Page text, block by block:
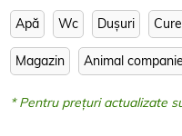
Apă Wc Dușuri
Magazin Animal companie
* Pentru prețuri actualizate